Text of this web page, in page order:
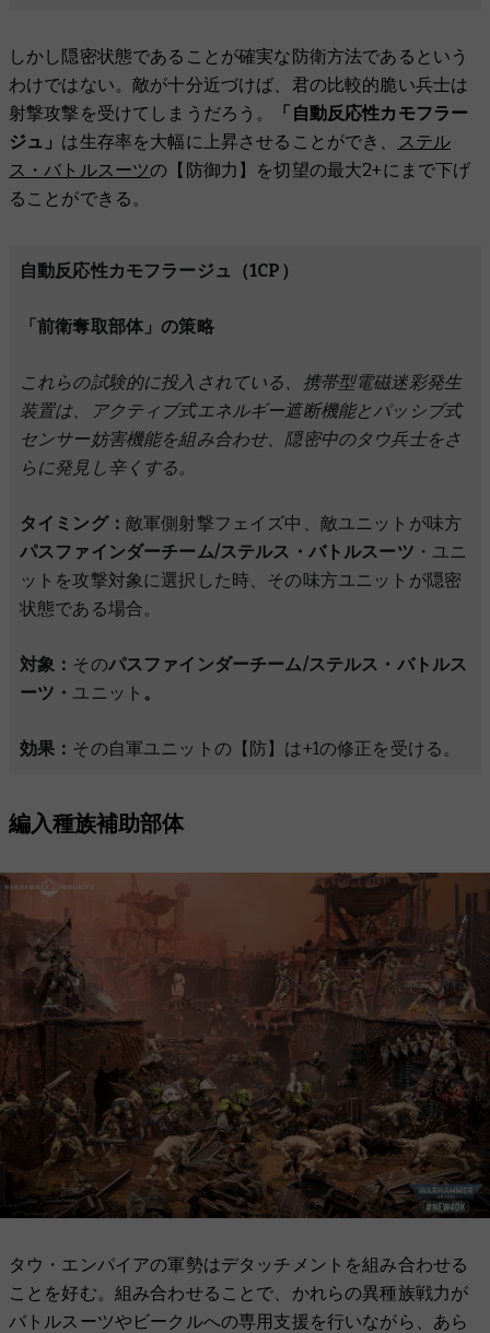
しかし隠密状態であることが確実な防衛方法であるという
わけではない。敵が十分近づけば、君の比較的脆い兵士は
射撃攻撃を受けてしまうだろう。
「自動反応性カモフラー
ジュ」 は生存率を大幅に上昇させることができ、
ステル
ス・バトルスーツの【防御力】を切望の最大2+にまで下げ
ることができる。
自動反応性カモフラージュ（1CP）
「前衛奪取部体」の策略
これらの試験的に投入されている、携帯型電磁迷彩発生
装置は、アクティブ式エネルギー遮断機能とパッシブ式
センサー妨害機能を組み合わせ、隠密中のタウ兵士をさ
らに発見し辛くする。
タイミング： 敵軍側射撃フェイズ中、敵ユニットが味方
パスファインダーチーム/ステルス・バトルスーツ ・ユニ
ットを攻撃対象に選択した時、その味方ユニットが隠密
状態である場合。
対象： そのパスファインダーチーム/ステルス・バトルス
ーツ・ ユニット 。
効果： その自軍ユニットの【防】は+1の修正を受ける。
編入種族補助部体
タウ・エンパイアの軍勢はデタッチメントを組み合わせる
ことを好む。組み合わせることで、かれらの異種族戦力が
バトルスーツやビークルへの専用支援を行いながら、あら